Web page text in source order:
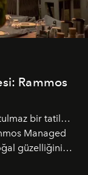
Rammos
bir tatil…
Managed
güzelliğini